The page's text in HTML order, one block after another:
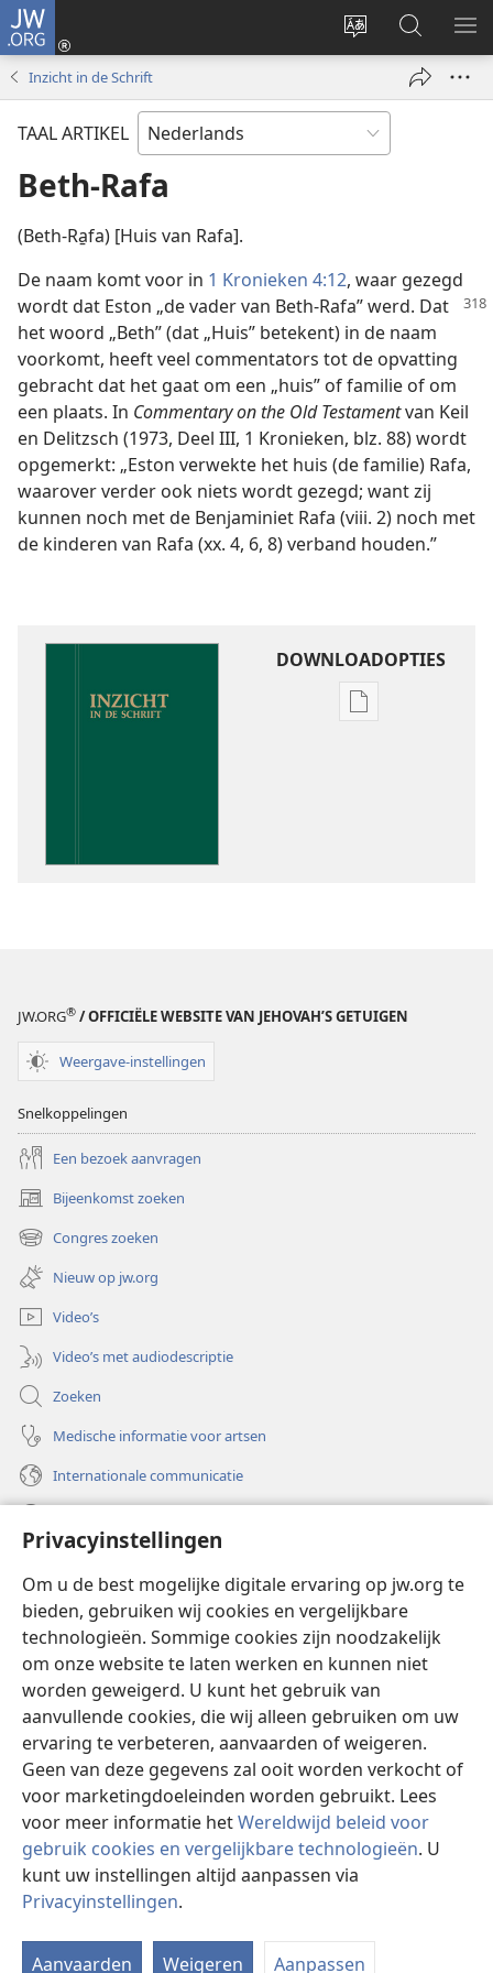
Privacyinstellingen
Om u de best mogelijke digitale ervaring op jw.org te
bieden, gebruiken wij cookies en vergelijkbare
technologieën. Sommige cookies zijn noodzakelijk
om onze website te laten werken en kunnen niet
worden geweigerd. U kunt het gebruik van
aanvullende cookies, die wij alleen gebruiken om uw
ervaring te verbeteren, aanvaarden of weigeren.
Geen van deze gegevens zal ooit worden verkocht of
voor marketingdoeleinden worden gebruikt. Lees
voor meer informatie hetWereldwijd beleid voor
gebruik cookies en vergelijkbare technologieën. U
kunt uw instellingen altijd aanpassen via
Privacyinstellingen.
Aanvaarden Weigeren Aanpassen
JW.ORG
Taal
wijzigen
Inloggen
(opent
Zoeken
op
JW.ORG
Inzicht in de Schrift
TAAL ARTIKEL
Beth-Rafa
(Beth-Ra̱fa) [Huis van Rafa].
De naam komt voor in 1 Kronieken 4:12, waar gezegd
wordt dat Eston „de vader van Beth-Rafa” werd. Dat
het woord „Beth” (dat „Huis” betekent) in de naam
voorkomt, heeft veel commentators tot de opvatting
gebracht dat het gaat om een „huis” of familie of om
een plaats. In Commentary on the Old Testamentvan Keil
en Delitzsch (1973, Deel III, 1 Kronieken, blz. 88) wordt
opgemerkt: „Eston verwekte het huis (de familie) Rafa,
waarover verder ook niets wordt gezegd; want zij
kunnen noch met de Benjaminiet Rafa (viii. 2) noch met
de kinderen van Rafa (xx. 4, 6, 8) verband houden.”
DOWNLOADOPTIES
JW.ORG® / OFFICIËLE WEBSITE VAN JEHOVAH’S GETUIGEN
Weergave-instellingen
Snelkoppelingen
Een bezoek aanvragen
Bijeenkomst zoeken
(opent
nieuw
venster)
Congres zoeken
(opent
nieuw
venster)
Nieuw op jw.org
Video’s
Video’s met audiodescriptie
Zoeken
Medische informatie voor artsen
Internationale communicatie
(opent
nieuw
venster)Watchtower ONLINE LIBRARY™
(opent
nieuw
venster)JW Hub ®
(opent
nieuw
venster)
®
Watchtower Library
Copyright © 2026 Watch Tower Bible and Tract Society of Pennsylvania.
GEBRUIKSVOORWAARDEN